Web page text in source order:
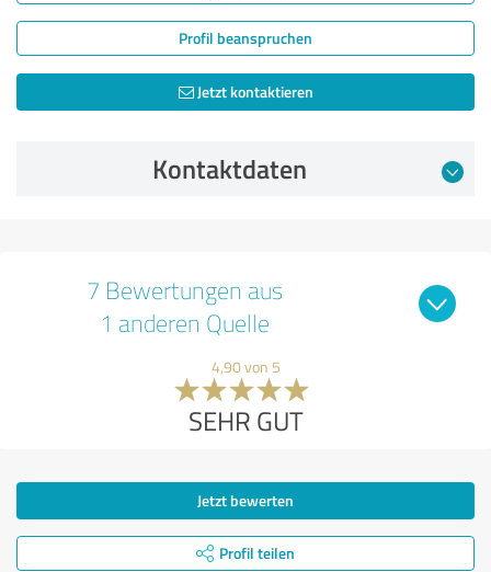
Profil beanspruchen
Jetzt kontaktieren
Kontaktdaten
7 Bewertungen aus
1 anderen Quelle
4,90 von 5
SEHR GUT
Jetzt bewerten
Profil teilen